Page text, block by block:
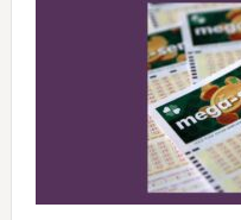
concurso
3755
sorteado
Quinta-
feira
06/08/2026